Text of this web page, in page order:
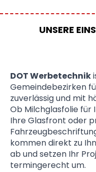
UNSERE
DOT Werbetechnik
Gemeindebezirken
zuverlässig und mit
Ob Milchglasfolie für
Ihre Glasfront oder
kommen direkt zu
ab und setzen Ihr
termingerecht um.